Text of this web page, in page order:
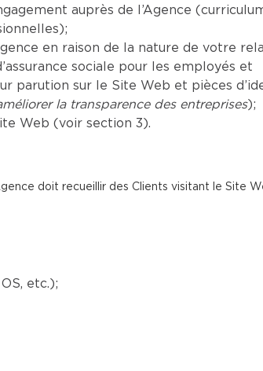
auprès de l’Agence
en raison de la nature de votre
sociale pour les employés et
parution sur le Site Web et pièces
la transparence des entreprises);
Web (voir section 3).
doit recueillir des Clients visitant le Site
etc.);